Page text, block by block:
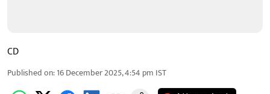
CD
Published on:16 December 2025, 4:54 pm IST